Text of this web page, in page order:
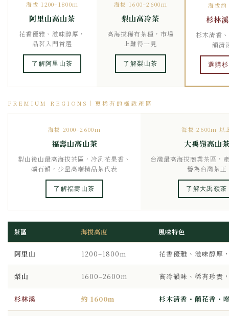
海拔 1200–1800m
阿里山高山茶
花香優雅、滋味醇厚，
品茗入門首選
了解阿里山茶
海拔 1600–2600m
梨山高冷茶
高海拔稀有茶種，市場
上難得一見
了解梨山茶
海拔
杉林
杉木清香
韻清
選購
PREMIUM REGIONS｜更稀有的極致產區
海拔 2000–2600m
福壽山高山茶
梨山後山最高海拔茶區，冷冽花果香、
礦石韻，少量高端精品茶代表
了解福壽山茶
海拔 2600m 以
大禹嶺高山
台灣最高海拔商業茶區，
譽為台灣茶王
了解大禹嶺茶
茶區 海拔高度 風味特色
阿里山 1200–1800m 花香優雅、滋味醇厚
梨山 1600–2600m 高冷韻味、稀有珍貴
杉林溪 約 1600m 杉木清香・蘭花香・